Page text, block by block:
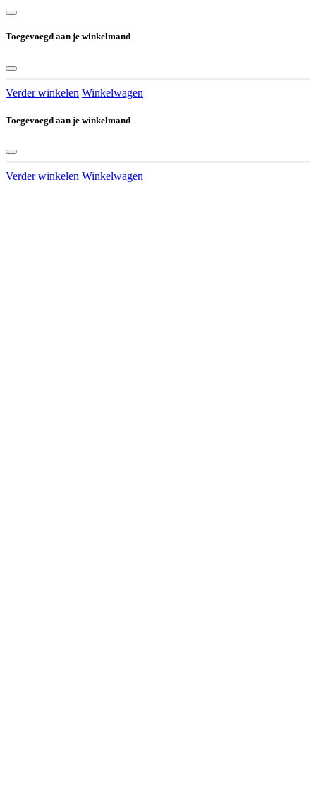
Toegevoegd aan je winkelmand
Verder winkelen Winkelwagen
Toegevoegd aan je winkelmand
Verder winkelen Winkelwagen